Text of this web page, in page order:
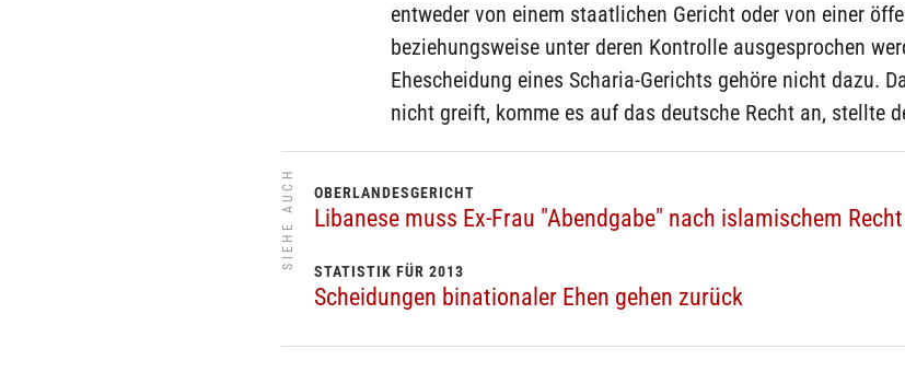
entweder von einem staatlichen Gericht oder von einer
beziehungsweise unter deren Kontrolle ausgesprochen
Ehescheidung eines Scharia-Gerichts gehöre nicht dazu.
nicht greift, komme es auf das deutsche Recht an, stellte
SIEHE AUCH OBERLANDESGERICHT
Libanese muss Ex-Frau "Abendgabe" nach islamischem
STATISTIK FÜR 2013
Scheidungen binationaler Ehen gehen zurück